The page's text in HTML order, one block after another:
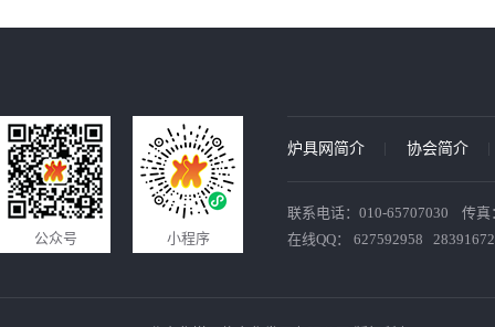
公众号 小程序
炉具网简介 协会简介
联系电话：010-65707030 传真
在线QQ： 627592958